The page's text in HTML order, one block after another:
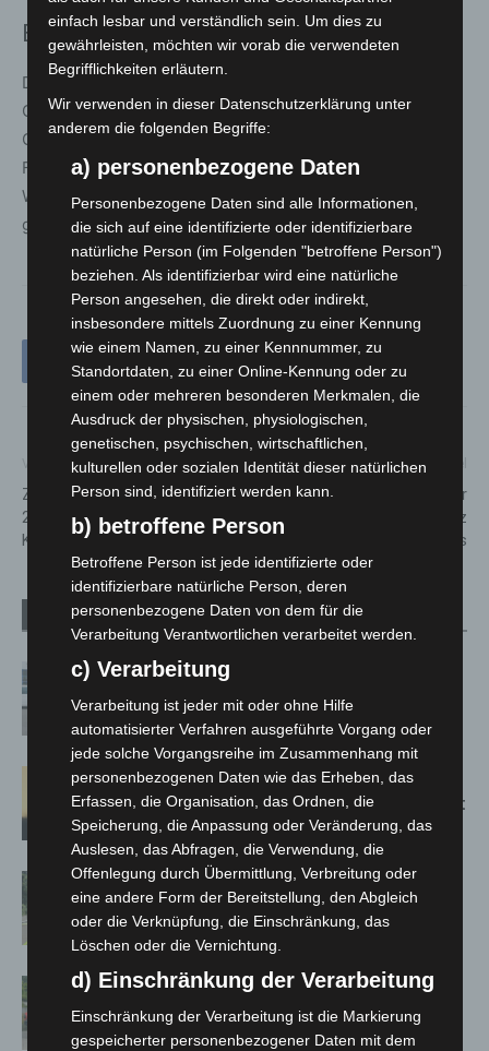
Einordnung
Der Führungswechsel markiert einen
Generationenübergang bei der Feuerwehr
Großenheidorn. Mit erfahrenen, lokal verankerten
Führungskräften setzt die Wehr auf Kontinuität und
Weiterentwicklung – sowohl im Einsatzdienst als auch im
gesellschaftlichen Leben des Ortes.
Vorheriger Artikel
Zugfunk-Störung vom 23. Juni
2026: DB InfraGO zieht
Konsequenzen
Nächster Artikel
Kellerbrand in Langenhagener
Hotel: Feuer löst Großeinsatz
aus
Verwandte Artikel Mehr vom Autor
Niedersachsen: Feuerwehrkräfte
kehren nach Waldbrandeinsatz aus
Spanien zurück
Hannover: Erste Tigermücken-
Population in Niedersachsen entdeckt
Brand im „Haus der Begegnung“ in
Neuwarmbüchen schnell eingedämmt
Region Hannover: 21 neue
Notfallsanitäter starten beim Roten
Kreuz
einfach lesbar und verständlich sein. Um dies zu
gewährleisten, möchten wir vorab die verwendeten
Begrifflichkeiten erläutern.
Wir verwenden in dieser Datenschutzerklärung unter
anderem die folgenden Begriffe:
a) personenbezogene Daten
Personenbezogene Daten sind alle Informationen,
die sich auf eine identifizierte oder identifizierbare
natürliche Person (im Folgenden "betroffene Person")
beziehen. Als identifizierbar wird eine natürliche
Person angesehen, die direkt oder indirekt,
insbesondere mittels Zuordnung zu einer Kennung
wie einem Namen, zu einer Kennnummer, zu
Standortdaten, zu einer Online-Kennung oder zu
einem oder mehreren besonderen Merkmalen, die
Ausdruck der physischen, physiologischen,
genetischen, psychischen, wirtschaftlichen,
kulturellen oder sozialen Identität dieser natürlichen
Person sind, identifiziert werden kann.
b) betroffene Person
Betroffene Person ist jede identifizierte oder
identifizierbare natürliche Person, deren
personenbezogene Daten von dem für die
Verarbeitung Verantwortlichen verarbeitet werden.
c) Verarbeitung
Verarbeitung ist jeder mit oder ohne Hilfe
automatisierter Verfahren ausgeführte Vorgang oder
jede solche Vorgangsreihe im Zusammenhang mit
personenbezogenen Daten wie das Erheben, das
Erfassen, die Organisation, das Ordnen, die
Speicherung, die Anpassung oder Veränderung, das
Auslesen, das Abfragen, die Verwendung, die
Offenlegung durch Übermittlung, Verbreitung oder
eine andere Form der Bereitstellung, den Abgleich
oder die Verknüpfung, die Einschränkung, das
Löschen oder die Vernichtung.
d) Einschränkung der Verarbeitung
Einschränkung der Verarbeitung ist die Markierung
gespeicherter personenbezogener Daten mit dem